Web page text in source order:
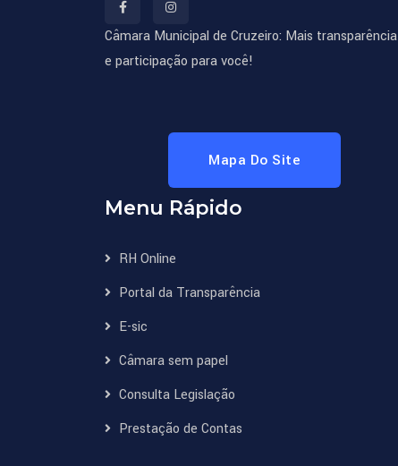
Câmara Municipal de Cruzeiro: Mais transparência
e participação para você!
Mapa Do Site
Menu Rápido
RH Online
Portal da Transparência
E-sic
Câmara sem papel
Consulta Legislação
Prestação de Contas